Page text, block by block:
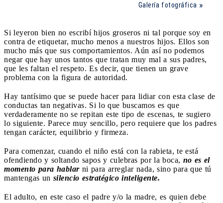
Galería fotográfica
Si leyeron bien no escribí hijos groseros ni tal porque soy en
contra de etiquetar, mucho menos a nuestros hijos. Ellos son
mucho más que sus comportamientos. Aún así no podemos
negar que hay unos tantos que tratan muy mal a sus padres,
que les faltan el respeto. Es decir, que tienen un grave
problema con la figura de autoridad.
Hay tantísimo que se puede hacer para lidiar con esta clase de
conductas tan negativas. Si lo que buscamos es que
verdaderamente no se repitan este tipo de escenas, te sugiero
lo siguiente. Parece muy sencillo, pero requiere que los padres
tengan carácter, equilibrio y firmeza.
Para comenzar, cuando el niño está con la rabieta, te está
ofendiendo y soltando sapos y culebras por la boca, no es el
momento para hablar ni para arreglar nada, sino para que tú
mantengas un silencio estratégico inteligente.
El adulto, en este caso el padre y/o la madre, es quien debe